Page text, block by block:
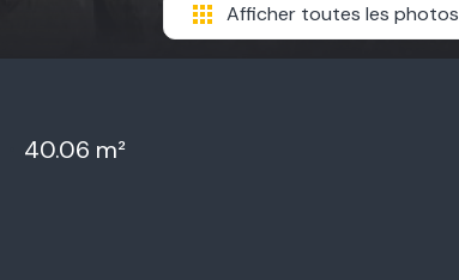
Afficher toutes les photos
40.06 m²